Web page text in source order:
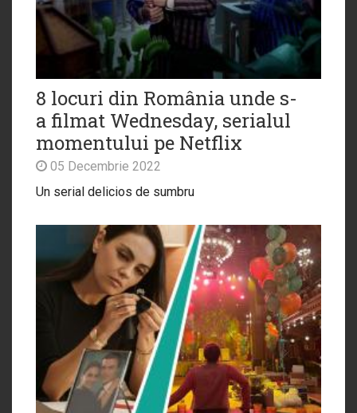
8 locuri din România unde s-
a filmat Wednesday, serialul
momentului pe Netflix
05 Decembrie 2022
Un serial delicios de sumbru